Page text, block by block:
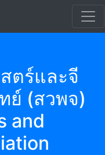
ตร์และจี
ย์ (สวพจ)
and